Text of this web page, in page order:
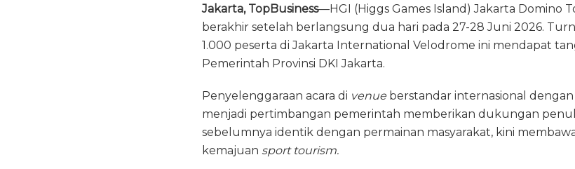
c
e
b
o
o
k
it
te
r
a
ts
A
p
p
e
g
ra
m
re
a
d
s
ai
l
n
t
ai
l
Jakarta, TopBusiness—HGI (Higgs Games Island) Jakarta Domino
berakhir setelah berlangsung dua hari pada 27-28 Juni 2026.
1.000 peserta di Jakarta International Velodrome ini mendapat
Pemerintah Provinsi DKI Jakarta.
Penyelenggaraan acara di venue berstandar internasional
menjadi pertimbangan pemerintah memberikan dukungan
sebelumnya identik dengan permainan masyarakat, kini
kemajuan sport tourism.